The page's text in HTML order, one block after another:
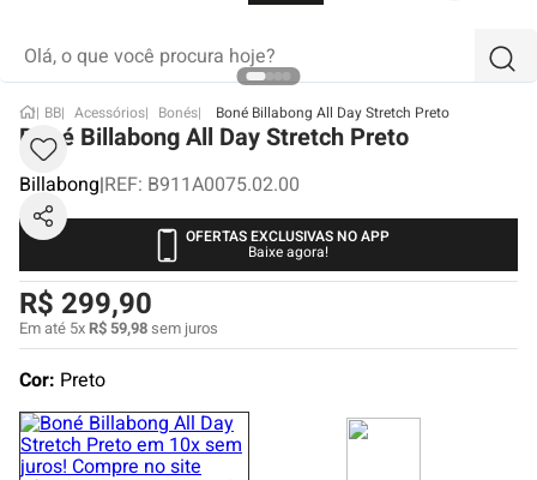
BB Acessórios Bonés Boné Billabong All Day Stretch Preto
Boné Billabong All Day Stretch Preto
Billabong|REF: B911A0075.02.00
OFERTAS EXCLUSIVAS NO APP
Baixe agora!
R$ 299,90
Em até 5xR$ 59,98sem juros
Cor: Preto
termos mais buscados
1
moletom
2º
regata
4º
boardshort
5º
camiseta
6º
bermuda
7º
jaqueta
8º
carteira